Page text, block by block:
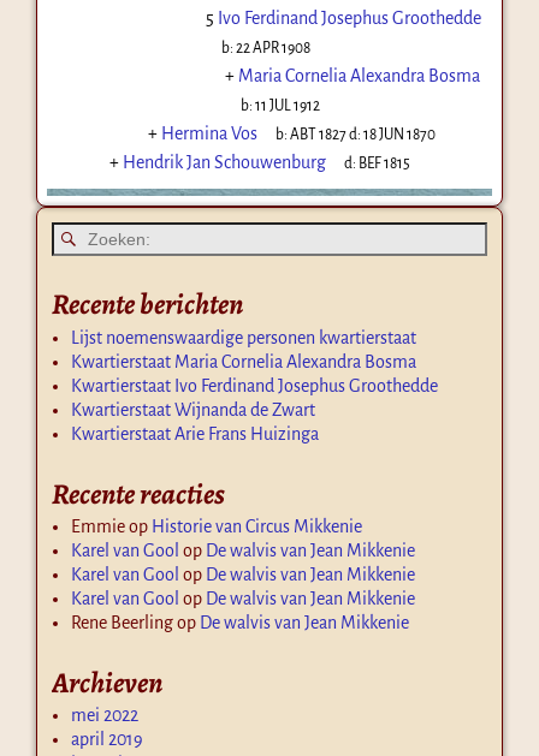
5 Ivo Ferdinand Josephus Groothedde
b:22 APR 1908
+ Maria Cornelia Alexandra Bosma
b:11 JUL 1912
+ Hermina Vos b:ABT 1827d:18 JUN 1870
+ Hendrik Jan Schouwenburg d: BEF 1815
Recente berichten
Lijst noemenswaardige personen kwartierstaat
Kwartierstaat Maria Cornelia Alexandra Bosma
Kwartierstaat Ivo Ferdinand Josephus Groothedde
Kwartierstaat Wijnanda de Zwart
Kwartierstaat Arie Frans Huizinga
Recente reacties
Emmieop Historie van Circus Mikkenie
Karel van Gool op De walvis van Jean Mikkenie
Karel van Gool op De walvis van Jean Mikkenie
Karel van Gool op De walvis van Jean Mikkenie
Rene Beerlingop De walvis van Jean Mikkenie
Archieven
mei 2022
april 2019